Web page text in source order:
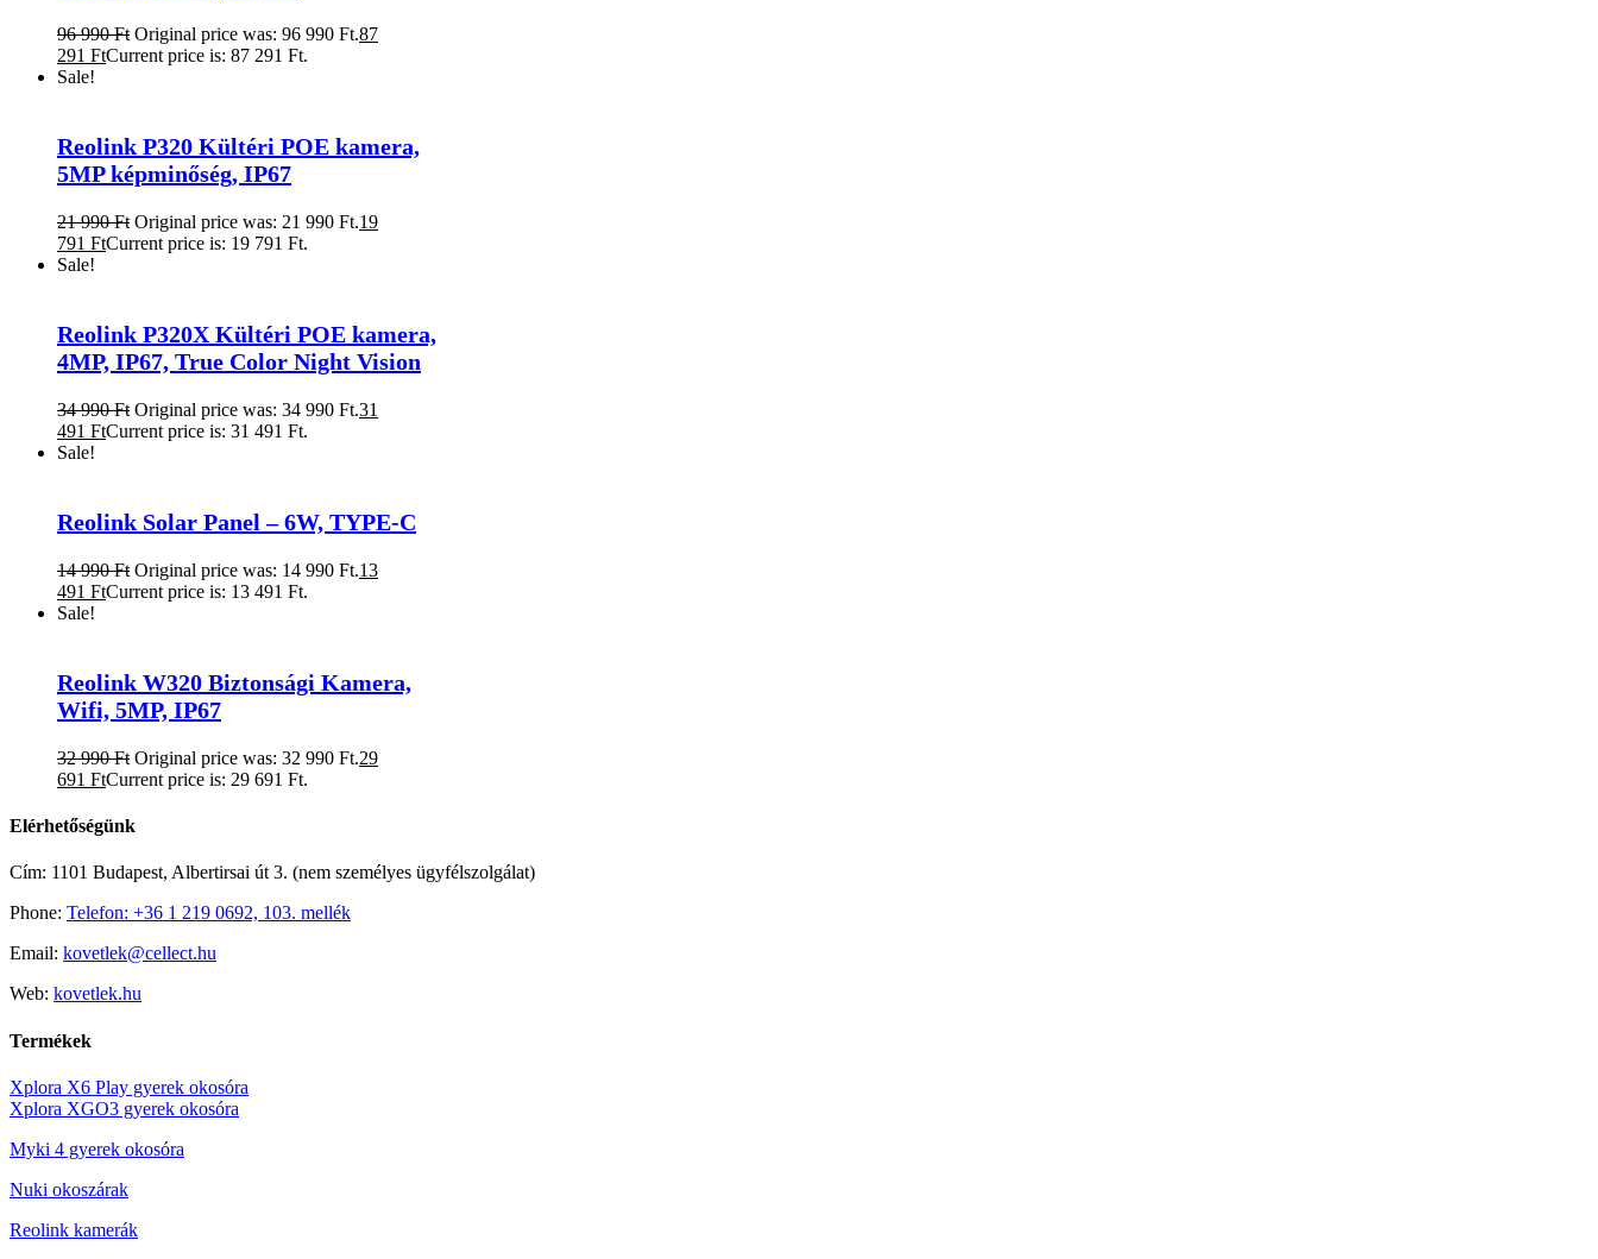
96 990Ft Original price was: 96 990 Ft.87
291 FtCurrent price is: 87 291 Ft.
Sale!
Reolink P320 Kültéri POE kamera,
5MP képminőség, IP67
21 990Ft Original price was: 21 990 Ft.19
791 FtCurrent price is: 19 791 Ft.
Sale!
Reolink P320X Kültéri POE kamera,
4MP, IP67, True Color Night Vision
34 990Ft Original price was: 34 990 Ft.31
491 FtCurrent price is: 31 491 Ft.
Sale!
Reolink Solar Panel – 6W, TYPE-C
14 990Ft Original price was: 14 990 Ft.13
491 FtCurrent price is: 13 491 Ft.
Sale!
Reolink W320 Biztonsági Kamera,
Wifi, 5MP, IP67
32 990Ft Original price was: 32 990 Ft.29
691 FtCurrent price is: 29 691 Ft.
Elérhetőségünk
Cím: 1101 Budapest, Albertirsai út 3. (nem személyes ügyfélszolgálat)
Phone: Telefon: +36 1 219 0692, 103. mellék
Email: kovetlek@cellect.hu
Web: kovetlek.hu
Termékek
Xplora X6 Play gyerek okosóra
Xplora XGO3 gyerek okosóra
Myki 4 gyerek okosóra
Nuki okoszárak
Reolink kamerák